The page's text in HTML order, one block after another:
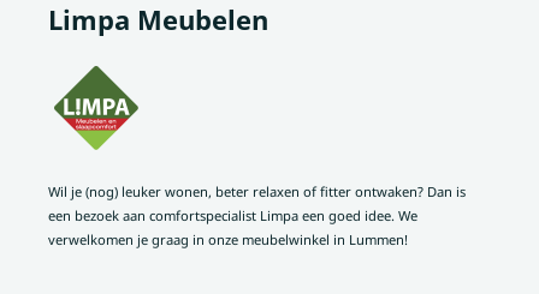
Limpa Meubelen
Wil je (nog) leuker wonen, beter relaxen of fitter ontwaken? Dan is
een bezoek aan comfortspecialist Limpa een goed idee. We
verwelkomen je graag in onze meubelwinkel in Lummen!